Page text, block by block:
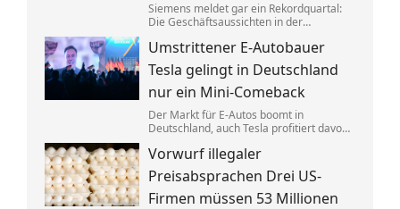
Siemens meldet gar ein Rekordquartal:
Die Geschäftsaussichten in der
spürbar verbessert. Dahinter stecken
jedoch vor allem Großaufträge, teils auch
aus Übersee.
Umstrittener E-Autobauer
Tesla gelingt in Deutschland
nur ein Mini-Comeback
Der Markt für E-Autos boomt in
Deutschland, auch Tesla profitiert davon.
geführte Konzern jedoch nicht zurück.
Eine exklusive Studie erklärt, warum.
Vorwurf illegaler
Preisabsprachen Drei US-
Firmen müssen 53 Millionen